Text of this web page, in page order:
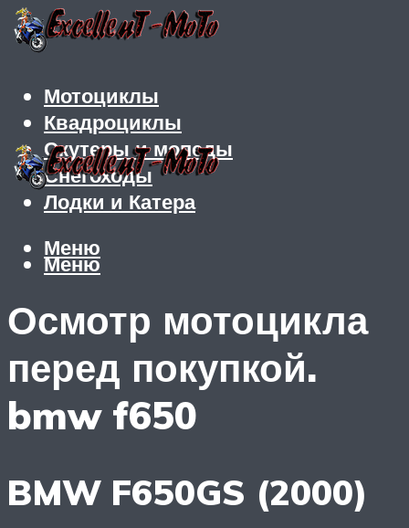
Мотоциклы
Квадроциклы
Скутеры и мопеды
Снегоходы
Лодки и Катера
Меню
Меню
Осмотр мотоцикла
перед покупкой.
bmw f650
BMW F650GS (2000)